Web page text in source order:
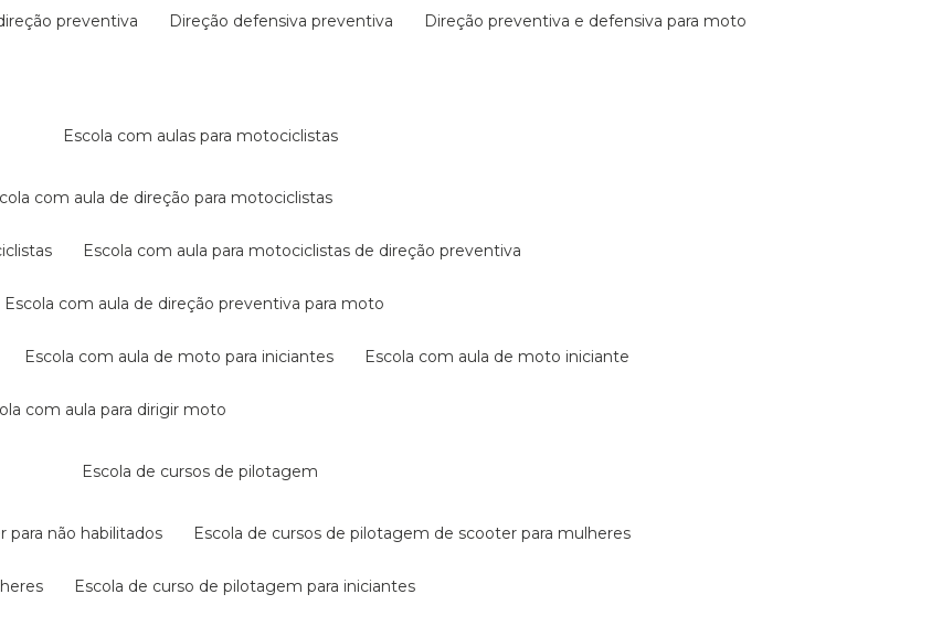
preventiva direção defensiva preventiva direção preventiva e defensiva para moto
escola com aulas para motociclistas
com aula de direção para motociclistas
escola com aula para motociclistas de direção preventiva
escola com aula de direção preventiva para moto
escola com aula de moto para iniciantes escola com aula de moto iniciante
com aula para dirigir moto
escola de cursos de pilotagem
para não habilitados escola de cursos de pilotagem de scooter para mulheres
escola de curso de pilotagem para iniciantes